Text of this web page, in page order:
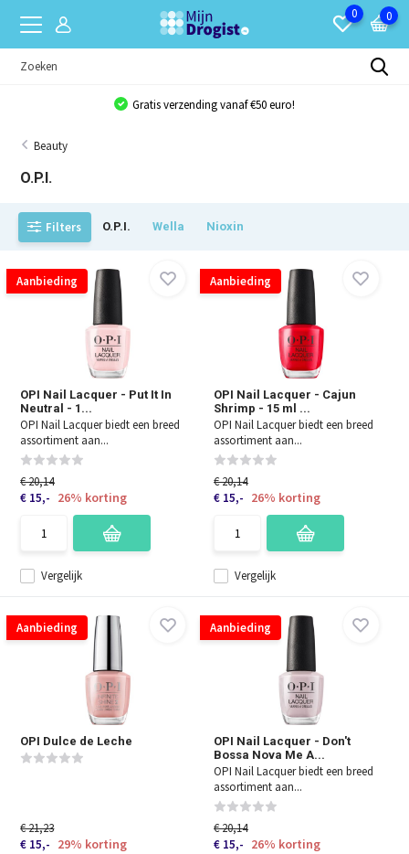
0 0
Bulkkorting van 10% op bijna al onze producten!
Beauty
O.P.I.
Filters O.P.I. Wella Nioxin
Aanbieding
OPI Nail Lacquer - Put It In
Neutral - 1...
OPI Nail Lacquer biedt een breed
assortiment aan...
Vergelijk
€ 20,14
€ 15,- 26% korting
Aanbieding
OPI Nail Lacquer - Cajun
Shrimp - 15 ml ...
OPI Nail Lacquer biedt een breed
assortiment aan...
Vergelijk
€ 20,14
€ 15,- 26% korting
Aanbieding
OPI Dulce de Leche
€ 21,23
€ 15,- 29% korting
Aanbieding
OPI Nail Lacquer - Don't
Bossa Nova Me A...
OPI Nail Lacquer biedt een breed
assortiment aan...
€ 20,14
€ 15,- 26% korting